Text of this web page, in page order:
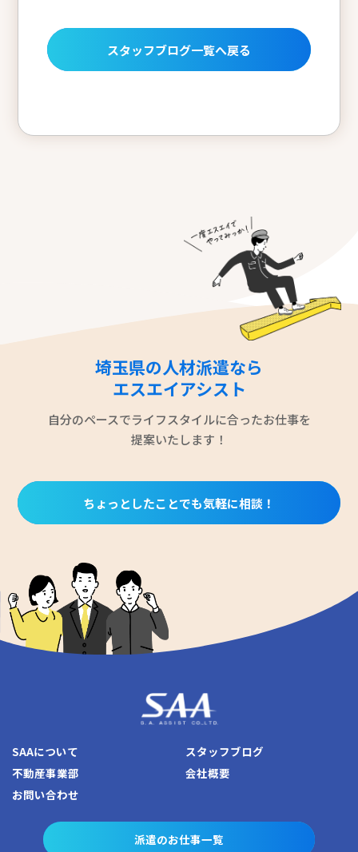
スタッフブログ一覧へ戻る
埼玉県の人材派遣なら
エスエイアシスト
自分のペースでライフスタイルに合ったお仕事を
提案いたします！
ちょっとしたことでも気軽に相談！
SAAについて
スタッフブログ
不動産事業部
会社概要
お問い合わせ
派遣のお仕事一覧